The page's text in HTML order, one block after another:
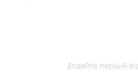
Додайте перший